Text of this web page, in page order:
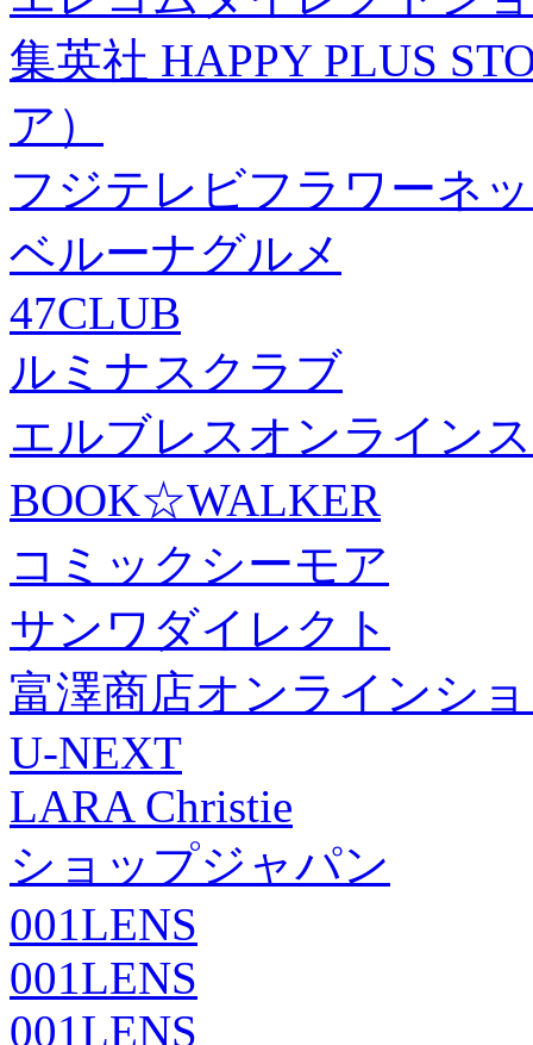
集英社 HAPPY PLUS
ア）
フジテレビフラワーネ
ベルーナグルメ
47CLUB
ルミナスクラブ
エルブレスオンライン
BOOK☆WALKER
コミックシーモア
サンワダイレクト
富澤商店オンラインシ
U-NEXT
LARA Christie
ショップジャパン
001LENS
001LENS
001LENS